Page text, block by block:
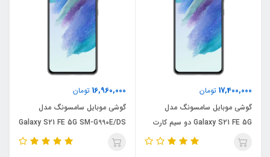
17,400,000 تومان
گوشی موبایل سامسونگ مدل
Galaxy S21 FE 5G دو سیم‌ کارت
ظرفیت 256 گیگابایت و رم 8
16,960,000 تومان
گوشی موبایل سامسونگ مدل
Galaxy S21 FE 5G SM-G990E/DS
دو سیم‌ کارت ظرفیت 128 گیگابایت